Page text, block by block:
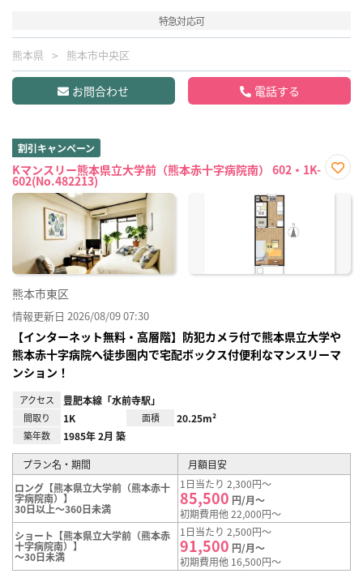
特急対応可
熊本県 熊本市中央区
お問合わせ 電話する
割引キャンペーン
Kマンスリー熊本県立大学前（熊本赤十字病院南） 602・1K-
602(No.482213)
に入
熊本市東区
情報更新日 2026/08/09 07:30
【インターネット無料・高層階】防犯カメラ付で熊本県立大学や
熊本赤十字病院へ徒歩圏内で宅配ボックス付便利なマンスリーマ
ンション！
アクセス 豊肥本線「水前寺駅」
間取り 1K 面積 20.25m²
築年数 1985年 2月 築
プラン名・期間
月額目安
ロング【熊本県立大学前（熊本赤十
字病院南）】
30日以上～360日未満
1日当たり 2,300円～
85,500 円/月～
初期費用他 22,000円～
ショート【熊本県立大学前（熊本赤
十字病院南）】
～30日未満
1日当たり 2,500円～
91,500 円/月～
初期費用他 16,500円～